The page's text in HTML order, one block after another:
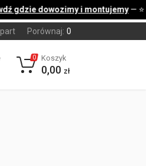
gdzie dowozimy i montujemy— ⭐
Porównaj: 0
0 Koszyk
0,00 zł